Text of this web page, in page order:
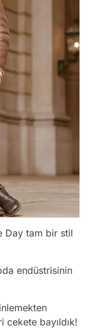
Day tam bir stil
endüstrisinin
bayıldık!